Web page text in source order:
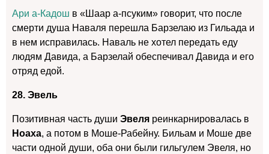
Ари а-Кадош в «Шаар а-псуким» говорит, что после
смерти душа Наваля перешла Барзелаю из Гильада и
в нем исправилась. Наваль не хотел передать еду
людям Давида, а Барзелай обеспечивал Давида и его
отряд едой.
28. Эвель
Позитивная часть души Эвеля реинкарнировалась в
Ноаха, а потом в Моше-Рабейну. Бильам и Моше две
части одной души, оба они были гильгулем Эвеля, но